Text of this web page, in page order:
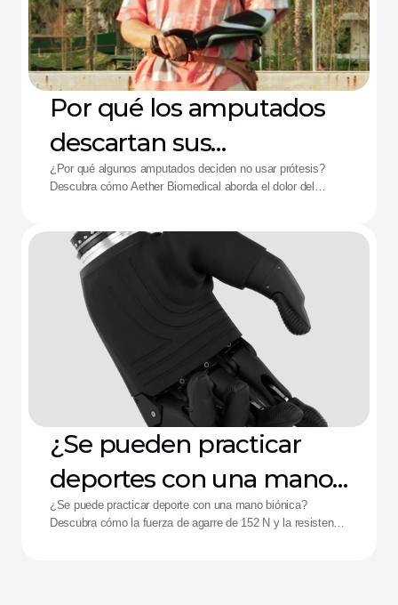
Por qué los amputados
descartan sus
dispositivos: La solución
¿Por qué algunos amputados deciden no usar prótesis?
Descubra cómo Aether Biomedical aborda el dolor del
¿Se pueden practicar
deportes con una mano
biónica?
¿Se puede practicar deporte con una mano biónica?
Descubra cómo la fuerza de agarre de 152 N y la resistencia